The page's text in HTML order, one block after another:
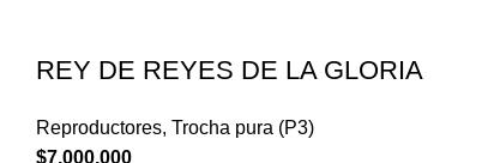
REY DE REYES DE LA GLORIA
Reproductores, Trocha pura (P3)
$7,000,000